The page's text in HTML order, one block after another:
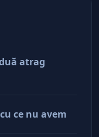
atrag
ce nu avem